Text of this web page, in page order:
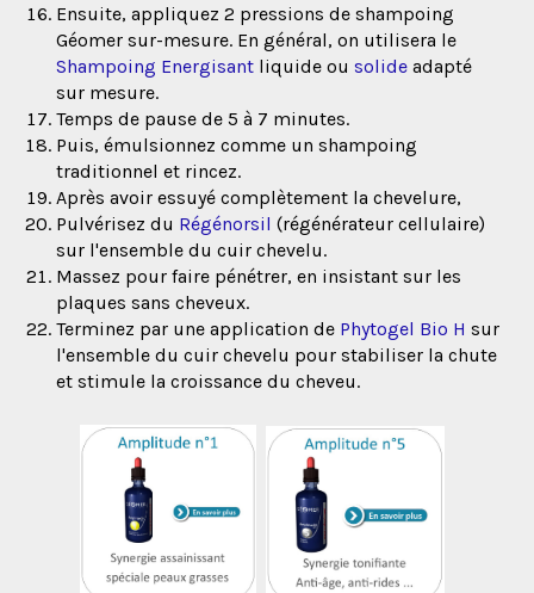
Ensuite, appliquez 2 pressions de shampoing
Géomer sur-mesure. En général, on utilisera le
Shampoing Energisant liquide ou solide adapté
sur mesure.
Temps de pause de 5 à 7 minutes.
Puis, émulsionnez comme un shampoing
traditionnel et rincez.
Après avoir essuyé complètement la chevelure,
Pulvérisez du Régénorsil (régénérateur cellulaire)
sur l'ensemble du cuir chevelu.
Massez pour faire pénétrer, en insistant sur les
plaques sans cheveux.
Terminez par une application de Phytogel Bio H sur
l'ensemble du cuir chevelu pour stabiliser la chute
et stimule la croissance du cheveu.